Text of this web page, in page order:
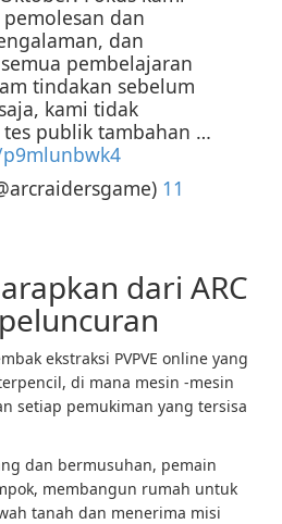
dan
dan
pembelajaran
tindakan sebelum
kami tidak
tes publik tambahan …
11
dari ARC
ekstraksi PVPVE online yang
di mana mesin -mesin
setiap pemukiman yang tersisa
dan bermusuhan, pemain
membangun rumah untuk
tanah dan menerima misi